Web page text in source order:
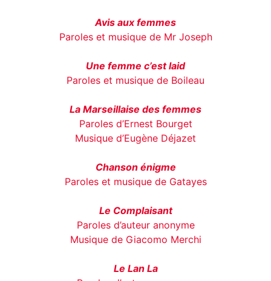
Avis aux femmes
Paroles et musique de Mr Joseph
Une femme c’est laid
Paroles et musique de Boileau
La Marseillaise des femmes
Paroles d’Ernest Bourget
Musique d’Eugène Déjazet
Chanson énigme
Paroles et musique de Gatayes
Le Complaisant
Paroles d’auteur anonyme
Musique de Giacomo Merchi
Le Lan La